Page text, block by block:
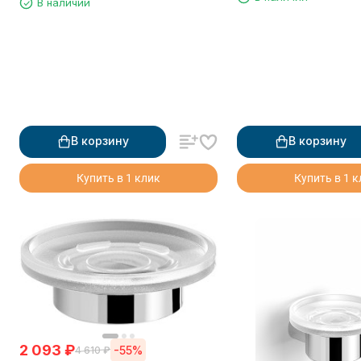
D24001B
В наличии
В корзину
Купить в 1 клик
В корзину
Купить в 1
2 093 ₽4 610 ₽ -55%